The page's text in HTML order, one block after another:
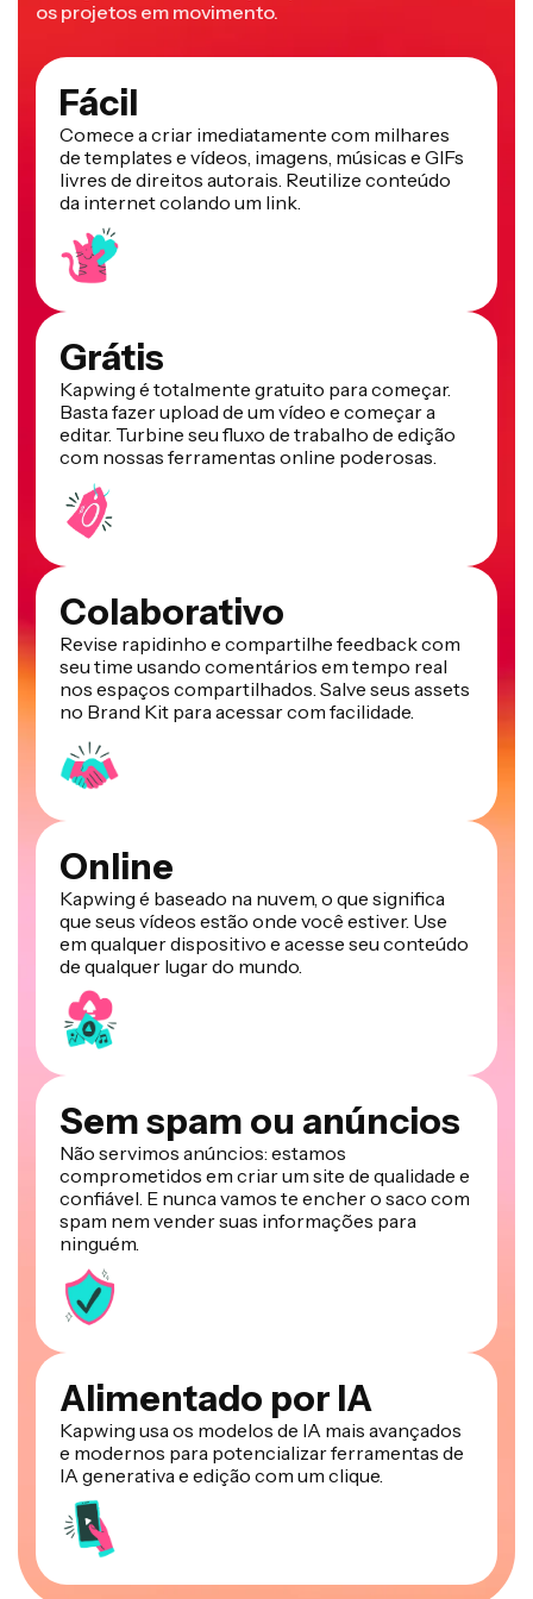
os projetos em movimento.
Fácil
Comece a criar imediatamente com milhares
de templates e vídeos, imagens, músicas e GIFs
livres de direitos autorais. Reutilize conteúdo
da internet colando um link.
Grátis
Kapwing é totalmente gratuito para começar.
Basta fazer upload de um vídeo e começar a
editar. Turbine seu fluxo de trabalho de edição
com nossas ferramentas online poderosas.
Colaborativo
Revise rapidinho e compartilhe feedback com
seu time usando comentários em tempo real
nos espaços compartilhados. Salve seus assets
no Brand Kit para acessar com facilidade.
Online
Kapwing é baseado na nuvem, o que significa
que seus vídeos estão onde você estiver. Use
em qualquer dispositivo e acesse seu conteúdo
de qualquer lugar do mundo.
Sem spam ou anúncios
Não servimos anúncios: estamos
comprometidos em criar um site de qualidade e
confiável. E nunca vamos te encher o saco com
spam nem vender suas informações para
ninguém.
Alimentado por IA
Kapwing usa os modelos de IA mais avançados
e modernos para potencializar ferramentas de
IA generativa e edição com um clique.